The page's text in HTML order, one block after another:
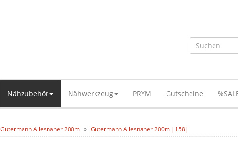
Nähzubehör Nähwerkzeug PRYM Gutscheine
Gütermann Allesnäher 200m Gütermann Allesnäher 200m |158|